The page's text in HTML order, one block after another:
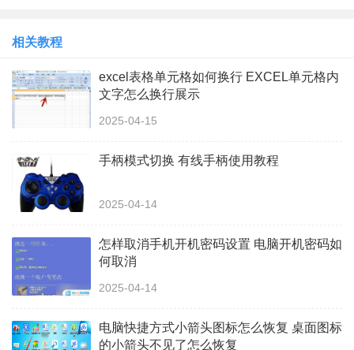
相关教程
excel表格单元格如何换行 EXCEL单元格内
文字怎么换行展示
2025-04-15
手柄模式切换 有线手柄使用教程
2025-04-14
怎样取消手机开机密码设置 电脑开机密码如
何取消
2025-04-14
电脑快捷方式小箭头图标怎么恢复 桌面图标
的小箭头不见了怎么恢复